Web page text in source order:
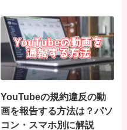
YouTubeの規約違反の動
画を報告する方法は？パソ
コン・スマホ別に解説